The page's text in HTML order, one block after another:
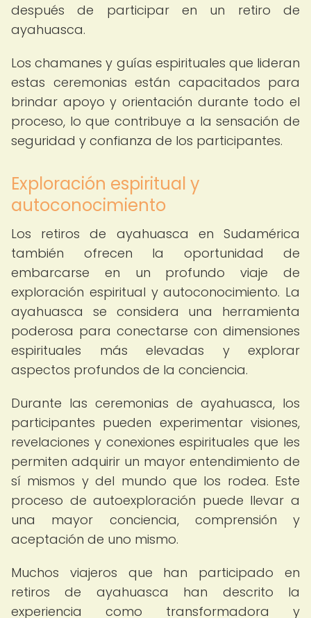
después de participar en un retiro de
ayahuasca.
Los chamanes y guías espirituales que lideran
estas ceremonias están capacitados para
brindar apoyo y orientación durante todo el
proceso, lo que contribuye a la sensación de
seguridad y confianza de los participantes.
Exploración espiritual y
autoconocimiento
Los retiros de ayahuasca en Sudamérica
también ofrecen la oportunidad de
embarcarse en un profundo viaje de
exploración espiritual y autoconocimiento. La
ayahuasca se considera una herramienta
poderosa para conectarse con dimensiones
espirituales más elevadas y explorar
aspectos profundos de la conciencia.
Durante las ceremonias de ayahuasca, los
participantes pueden experimentar visiones,
revelaciones y conexiones espirituales que les
permiten adquirir un mayor entendimiento de
sí mismos y del mundo que los rodea. Este
proceso de autoexploración puede llevar a
una mayor conciencia, comprensión y
aceptación de uno mismo.
Muchos viajeros que han participado en
retiros de ayahuasca han descrito la
experiencia como transformadora y